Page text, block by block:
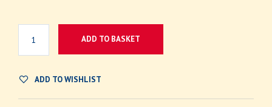
ADD TO BASKET
ADD TO WISHLIST